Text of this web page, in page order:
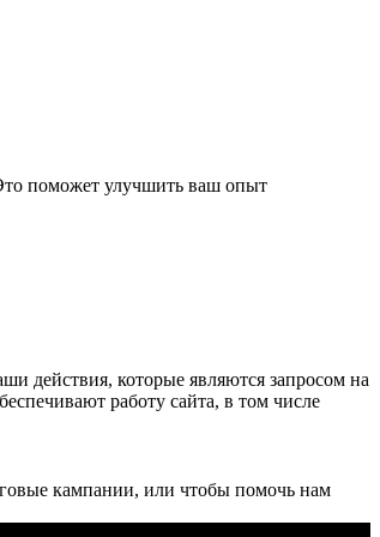
поможет улучшить ваш опыт
действия, которые являются запросом на
работу сайта, в том числе
кампании, или чтобы помочь нам